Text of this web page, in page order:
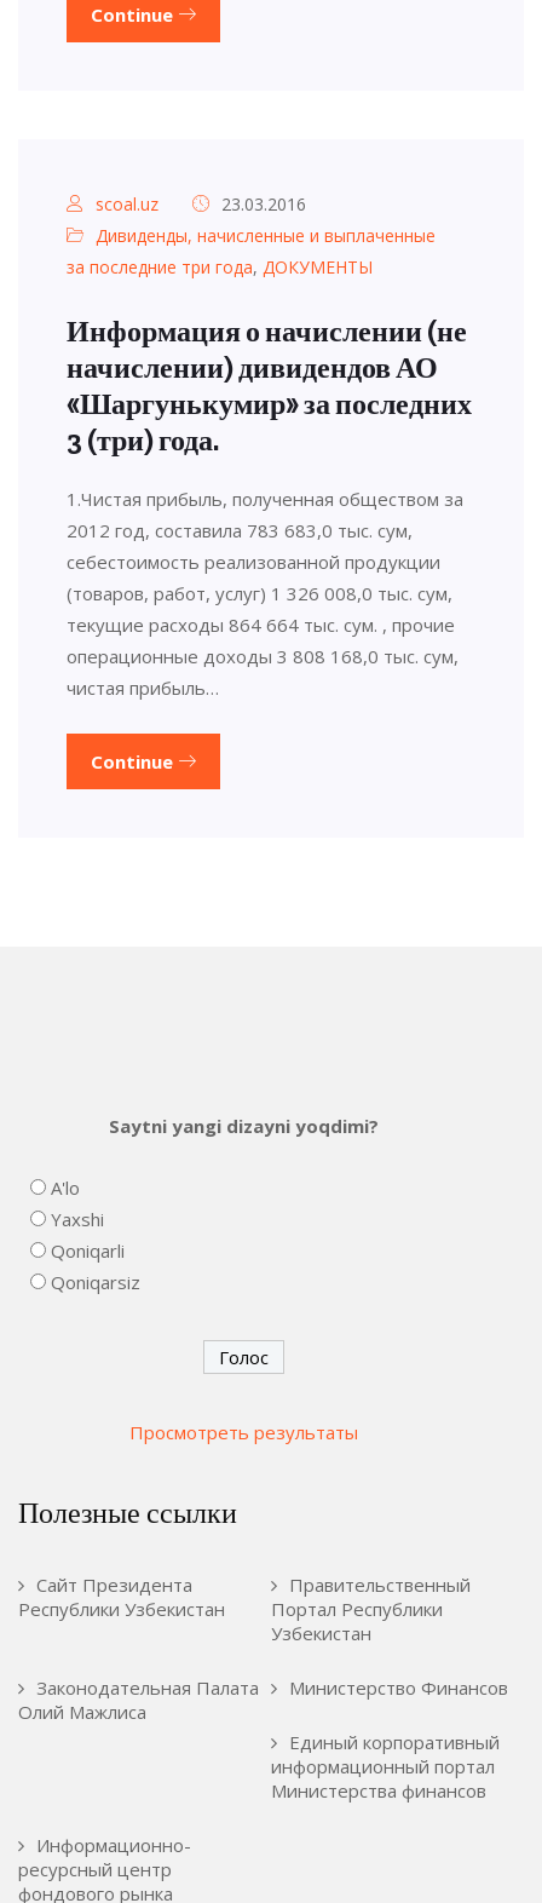
Continue
scoal.uz
23.03.2016
Дивиденды, начисленные и выплаченные
за последние три года, ДОКУМЕНТЫ
Информация о начислении (не
начислении) дивидендов АО
«Шаргунькумир» за последних
3 (три) года.
1.Чистая прибыль, полученная обществом за
2012 год, составила 783 683,0 тыс. cум,
себестоимость реализованной продукции
(товаров, работ, услуг) 1 326 008,0 тыс. cум,
текущие расходы 864 664 тыс. cум. , прочие
операционные доходы 3 808 168,0 тыс. сум,
чистая прибыль…
Continue
Saytni yangi dizayni yoqdimi?
A'lo
Yaxshi
Qoniqarli
Qoniqarsiz
Просмотреть результаты
Полезные ссылки
Сайт Президента
Республики Узбекистан
Правительственный
Портал Республики
Узбекистан
Законодательная Палата
Олий Мажлиса
Министерство Финансов
Единый корпоративный
информационный портал
Министерства финансов
Информационно-
ресурсный центр
фондового рынка